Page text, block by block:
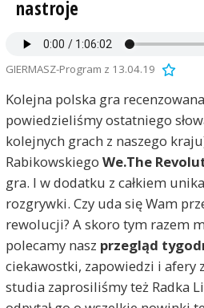
nastroje
GIERMASZ-Program z 13.04.19
Kolejna polska gra
powiedzieliśmy ostatniego
kolejnych grach z naszego
Rabikowskiego We.The
gra. I w dodatku z całkiem
rozgrywki. Czy uda się Wam
rewolucji? A skoro tym razem
polecamy nasz przegląd
ciekawostki, zapowiedzi i afery
studia zaprosiliśmy też Radka